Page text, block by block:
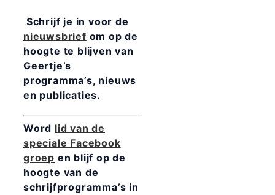
Schrijf je in voor de
nieuwsbrief om op de
hoogte te blijven van
Geertje’s
programma’s, nieuws
en publicaties.
Word lid van de
speciale Facebook
groep en blijf op de
hoogte van de
schrijfprogramma’s in